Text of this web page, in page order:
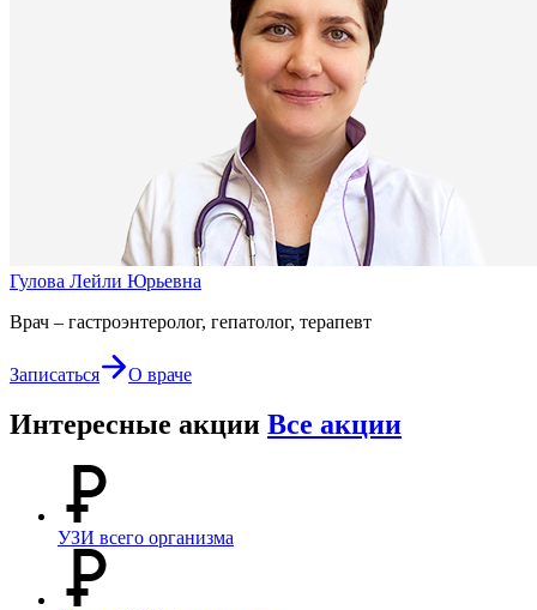
Гулова Лейли Юрьевна
Врач – гастроэнтеролог, гепатолог, терапевт
Записаться О враче
Интересные акции Все акции
УЗИ всего организма